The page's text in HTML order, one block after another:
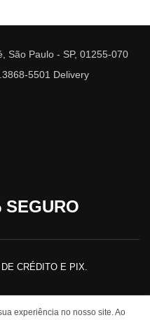
São Paulo - SP, 01255-070
5501 Delivery
SEGURO
CRÉDITO E PIX.
experiência no nosso site. Ao